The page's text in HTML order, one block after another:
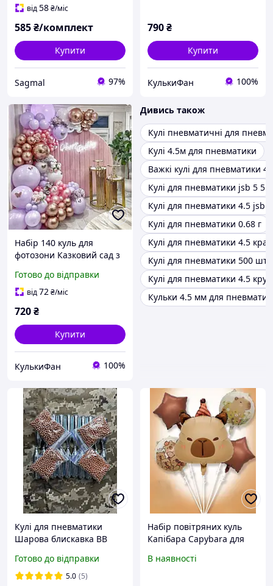
від58₴/міс
585₴/комплект
Купити
Sagmal 97%
790₴
Купити
КулькиФан 100%
Набір 140 куль для
фотозони Казковий сад з
метеликами та кулями
дабл стафф Рожевий
Готово до відправки
від72₴/міс
720₴
Купити
КулькиФан 100%
Дивись також
Кулі пневматичні для
Кулі 4.5м для пневматики
Важкі кулі для пневматики
Кулі для пневматики jsb 5 5
Кулі для пневматики 4.5 jsb
Кулі для пневматики 0.68 г
Кулі для пневматики 4.5
Кулі для пневматики 500
Кулі для пневматики 4.5
Кульки 4.5 мм для
Кулі для пневматики
Шарова блискавка BB
sag
Готово до відправки
5.0 (5)
Набір повітряних куль
Капібара Capybara для
куль (SVS)
В наявності